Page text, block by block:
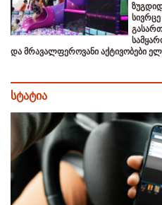
სივრცე
და მრავალფეროვანი აქტივობები
სტატია